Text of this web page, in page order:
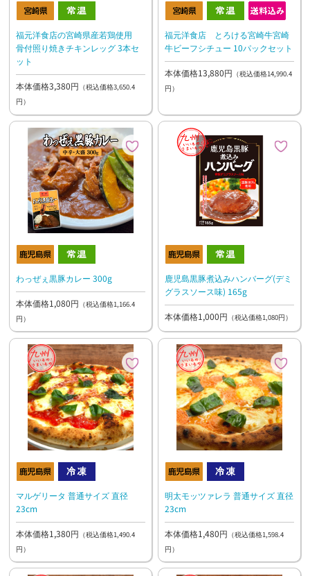
福元洋食店の宮崎県産若鶏使用
骨付照り焼きチキンレッグ 3本セ
ット
本体価格3,380円 （税込価格3,650.4
円）
福元洋食店 とろける宮崎牛宮崎
牛ビーフシチュー 10パックセット
本体価格13,880円 （税込価格14,990.4
円）
わっぜぇ黒豚カレー 300g
本体価格1,080円 （税込価格1,166.4
円）
鹿児島黒豚煮込みハンバーグ(デミ
グラスソース味) 165g
本体価格1,000円 （税込価格1,080円）
マルゲリータ 普通サイズ 直径
23cm
本体価格1,380円 （税込価格1,490.4
円）
明太モッツァレラ 普通サイズ 直径
23cm
本体価格1,480円 （税込価格1,598.4
円）